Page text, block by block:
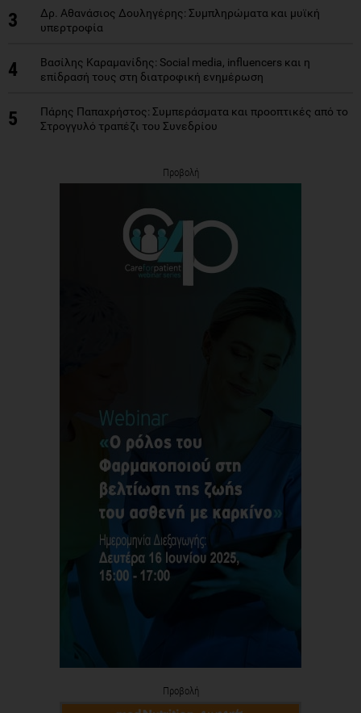
3
Δρ. Αθανάσιος Δουληγέρης: Συμπληρώματα και μυϊκή
υπερτροφία
4
Βασίλης Καραμανίδης: Social media, influencers και η
επίδρασή τους στη διατροφική ενημέρωση
5
Πάρης Παπαχρήστος: Συμπεράσματα και προοπτικές από το
Στρογγυλό τραπέζι του Συνεδρίου
Προβολή
Προβολή